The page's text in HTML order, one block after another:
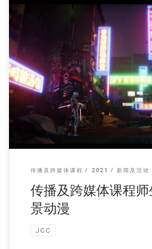
传播及跨媒体课程老师 […]
传播及跨媒体课程 2021 新闻及活动
传播及跨媒体课程
景动漫
JCC